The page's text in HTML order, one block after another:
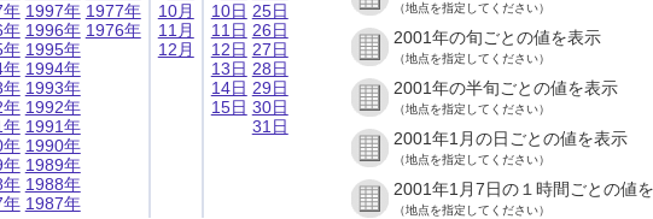
年
年
年
年
年
年
年
年
年
年
年
1997年
1996年
1995年
1994年
1993年
1992年
1991年
1990年
1989年
1988年
1987年
1977年
1976年
10月
11月
12月
10日
11日
12日
13日
14日
15日
25日
26日
27日
28日
29日
30日
31日
（地点を指定してください）
2001年の旬ごとの値を表示
（地点を指定してください）
2001年の半旬ごとの値を表示
（地点を指定してください）
2001年1月の日ごとの値を表示
（地点を指定してください）
2001年1月7日の１時間ごとの値
（地点を指定してください）